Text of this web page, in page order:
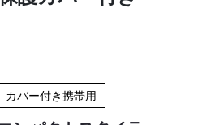
カバー付き携帯用